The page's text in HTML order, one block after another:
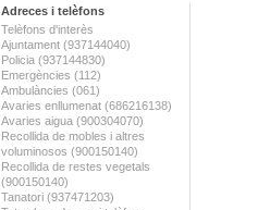
Adreces i telèfons
Telèfons d'interès
Ajuntament (937144040)
Policia (937144830)
Emergències (112)
Ambulàncies (061)
Avaries enllumenat (686216138)
Avaries aigua (900304070)
Recollida de mobles i altres
voluminosos (900150140)
Recollida de restes vegetals
(900150140)
Tanatori (937471203)